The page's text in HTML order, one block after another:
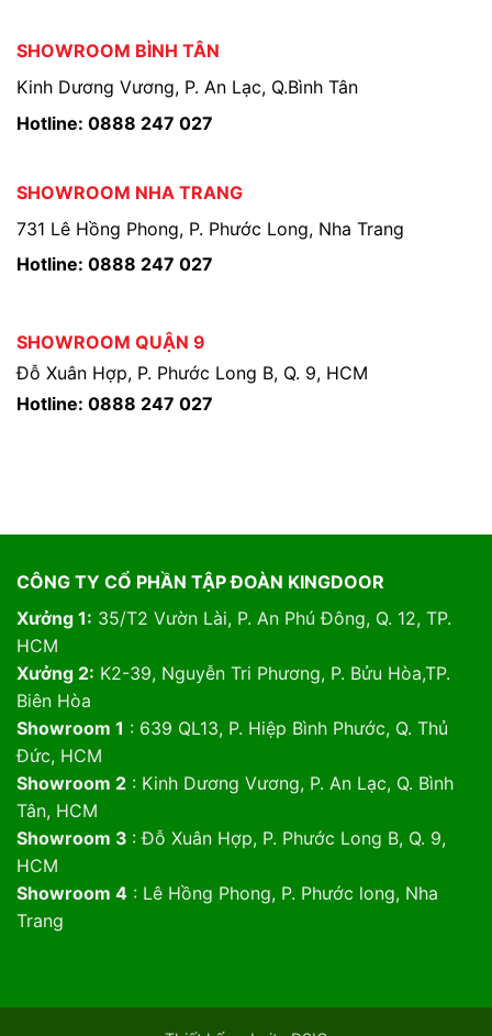
SHOWROOM BÌNH TÂN
Kinh Dương Vương, P. An Lạc, Q.Bình Tân
Hotline: 0888 247 027
SHOWROOM NHA TRANG
731 Lê Hồng Phong, P. Phước Long, Nha Trang
Hotline: 0888 247 027
SHOWROOM QUẬN 9
Đỗ Xuân Hợp, P. Phước Long B, Q. 9, HCM
Hotline: 0888 247 027
CÔNG TY CỔ PHẦN TẬP ĐOÀN KINGDOOR
Xưởng 1: 35/T2 Vườn Lài, P. An Phú Đông, Q. 12, TP.
HCM
Xưởng 2: K2-39, Nguyễn Tri Phương, P. Bửu Hòa,TP.
Biên Hòa
Showroom 1 : 639 QL13, P. Hiệp Bình Phước, Q. Thủ
Đức, HCM
Showroom 2: Kinh Dương Vương, P. An Lạc, Q. Bình
Tân, HCM
Showroom 3 : Đỗ Xuân Hợp, P. Phước Long B, Q. 9,
HCM
Showroom 4: Lê Hồng Phong, P. Phước long, Nha
Trang